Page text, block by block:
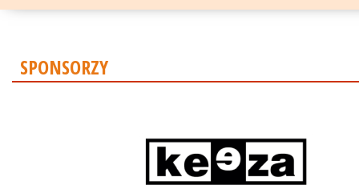
SPONSORZY